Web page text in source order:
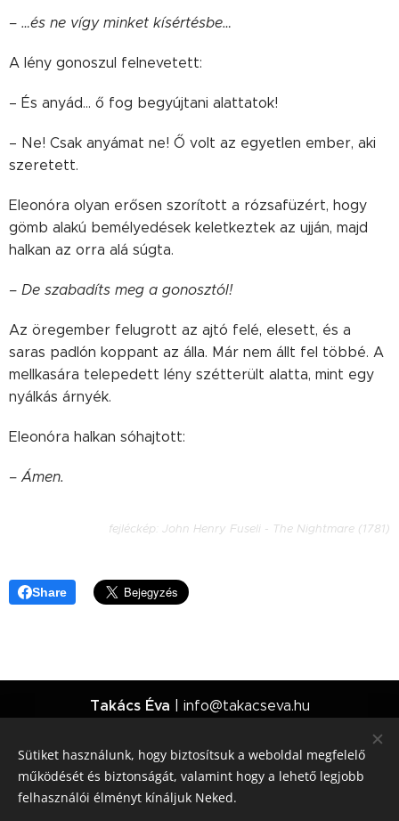
– …és ne vígy minket kísértésbe…
A lény gonoszul felnevetett:
– És anyád… ő fog begyújtani alattatok!
– Ne! Csak anyámat ne! Ő volt az egyetlen ember, aki
szeretett.
Eleonóra olyan erősen szorított a rózsafüzért, hogy
gömb alakú bemélyedések keletkeztek az ujján, majd
halkan az orra alá súgta.
– De szabadíts meg a gonosztól!
Az öregember felugrott az ajtó felé, elesett, és a
saras padlón koppant az álla. Már nem állt fel többé. A
mellkasára telepedett lény szétterült alatta, mint egy
nyálkás árnyék.
Eleonóra halkan sóhajtott:
– Ámen.
fejléckép: John Henry Fuseli - The Nightmare (1781)
Share
Takács Éva | info@takacseva.hu
Általános Szolgáltatási Feltételek
Sütiket használunk, hogy biztosítsuk a weboldal megfelelő
működését és biztonságát, valamint hogy a lehető legjobb
felhasználói élményt kínáljuk Neked.